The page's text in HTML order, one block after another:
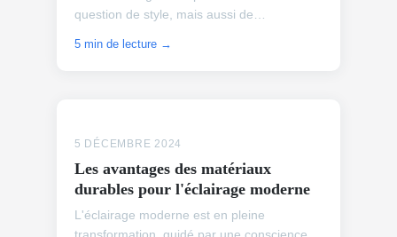
question de style, mais aussi de
influencent l'environne...
5 min de lecture →
5 DÉCEMBRE 2024
Les avantages des matériaux
durables pour l'éclairage moderne
L'éclairage moderne est en pleine